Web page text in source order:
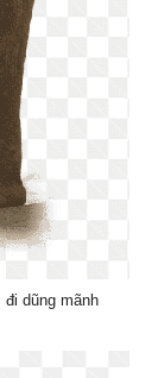
dũng mãnh